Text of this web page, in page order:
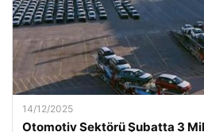
14/12/2025
Otomotiv Sektörü Şubatta 3